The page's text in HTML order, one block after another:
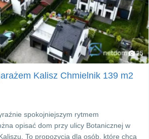
25
Kalisz Chmielnik 139 m2
spokojniejszym rytmem
opisać dom przy ulicy Botanicznej w
To propozycja dla osób, które chcą